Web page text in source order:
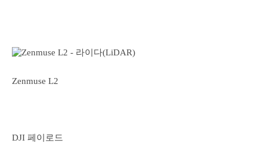
DJI 페이로드
Zenmuse L2